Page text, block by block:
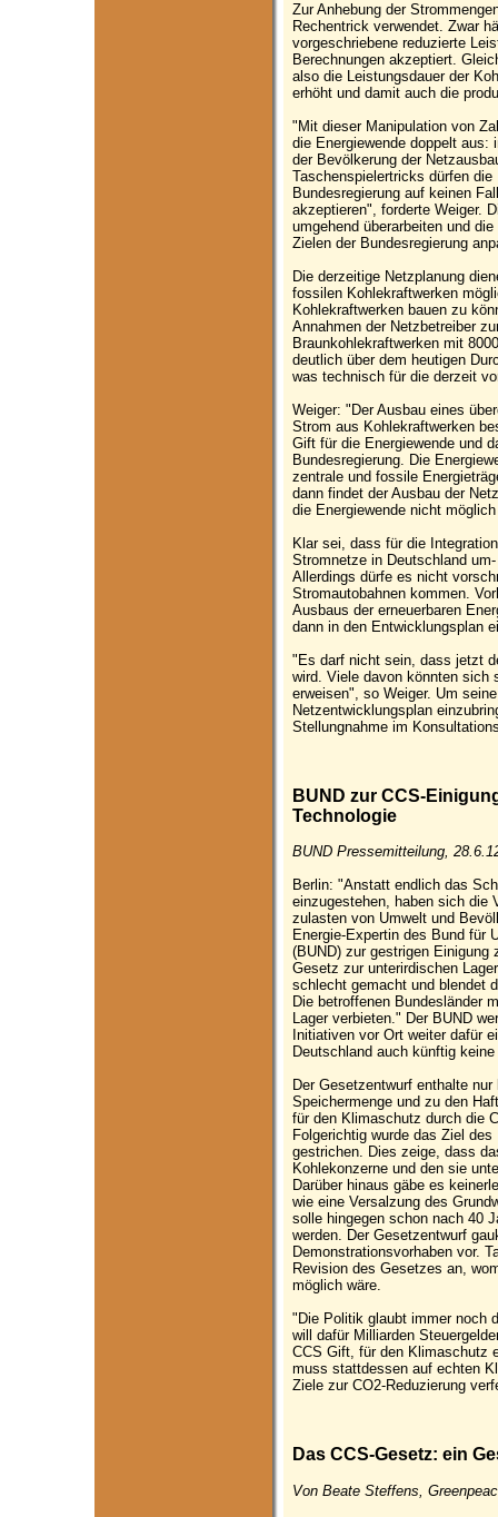
Zur Anhebung der
Rechentrick verwendet. Zwar
vorgeschriebene reduzierte
Berechnungen akzeptiert.
also die Leistungsdauer der
erhöht und damit auch die
"Mit dieser Manipulation von
die Energiewende doppelt aus:
der Bevölkerung der
Taschenspielertricks dürfen
Bundesregierung auf keinen
akzeptieren", forderte Weiger.
umgehend überarbeiten und
Zielen der Bundesregierung
Die derzeitige Netzplanung
fossilen Kohlekraftwerken
Kohlekraftwerken bauen zu
Annahmen der Netzbetreiber
Braunkohlekraftwerken mit
deutlich über dem heutigen
was technisch für die derzeit
Weiger: "Der Ausbau eines
Strom aus Kohlekraftwerken
Gift für die Energiewende und
Bundesregierung. Die
zentrale und fossile
dann findet der Ausbau der
die Energiewende nicht
Klar sei, dass für die
Stromnetze in Deutschland
Allerdings dürfe es nicht
Stromautobahnen kommen.
Ausbaus der erneuerbaren
dann in den Entwicklungsplan
"Es darf nicht sein, dass jetzt
wird. Viele davon könnten sich
erweisen", so Weiger. Um
Netzentwicklungsplan
Stellungnahme im
BUND zur CCS-
Technologie
BUND Pressemitteilung,
Berlin: "Anstatt endlich das
einzugestehen, haben sich die
zulasten von Umwelt und
Energie-Expertin des Bund für
(BUND) zur gestrigen Einigung
Gesetz zur unterirdischen
schlecht gemacht und blendet
Die betroffenen Bundesländer
Lager verbieten." Der BUND
Initiativen vor Ort weiter dafür
Deutschland auch künftig
Der Gesetzentwurf enthalte
Speichermenge und zu den
für den Klimaschutz durch die
Folgerichtig wurde das Ziel
gestrichen. Dies zeige, dass
Kohlekonzerne und den sie
Darüber hinaus gäbe es
wie eine Versalzung des
solle hingegen schon nach 40
werden. Der Gesetzentwurf
Demonstrationsvorhaben vor.
Revision des Gesetzes an,
möglich wäre.
"Die Politik glaubt immer noch
will dafür Milliarden
CCS Gift, für den Klimaschutz
muss stattdessen auf echten
Ziele zur CO2-Reduzierung
Das CCS-Gesetz: ein
Von Beate Steffens,